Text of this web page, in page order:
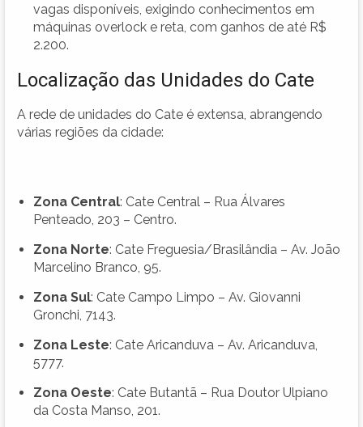
vagas disponíveis, exigindo conhecimentos em
máquinas overlock e reta, com ganhos de até R$
2.200.
Localização das Unidades do Cate
A rede de unidades do Cate é extensa, abrangendo
várias regiões da cidade:
Zona Central: Cate Central – Rua Álvares
Penteado, 203 – Centro.
Zona Norte: Cate Freguesia/Brasilândia – Av. João
Marcelino Branco, 95.
Zona Sul: Cate Campo Limpo – Av. Giovanni
Gronchi, 7143.
Zona Leste: Cate Aricanduva – Av. Aricanduva,
5777.
Zona Oeste: Cate Butantã – Rua Doutor Ulpiano
da Costa Manso, 201.